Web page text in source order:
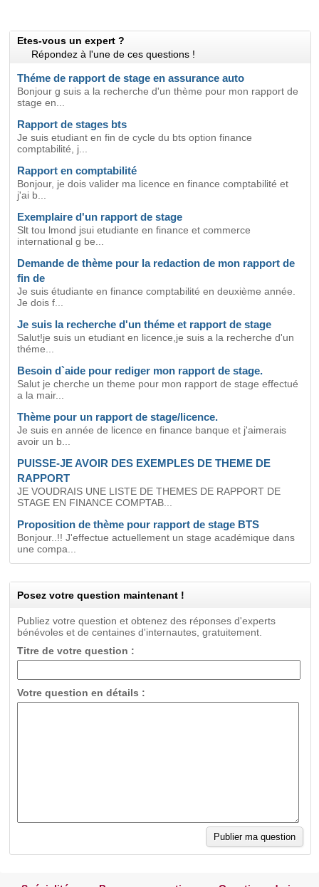
Etes-vous un expert ?
Répondez à l'une de ces questions !
Théme de rapport de stage en assurance auto
Bonjour g suis a la recherche d'un thème pour mon rapport de
stage en...
Rapport de stages bts
Je suis etudiant en fin de cycle du bts option finance
comptabilité, j...
Rapport en comptabilité
Bonjour, je dois valider ma licence en finance comptabilité et
j'ai b...
Exemplaire d'un rapport de stage
Slt tou lmond jsui etudiante en finance et commerce
international g be...
Demande de thème pour la redaction de mon rapport de
fin de
Je suis étudiante en finance comptabilité en deuxième année.
Je dois f...
Je suis la recherche d'un théme et rapport de stage
Salut!je suis un etudiant en licence,je suis a la recherche d'un
théme...
Besoin d`aide pour rediger mon rapport de stage.
Salut je cherche un theme pour mon rapport de stage effectué
a la mair...
Thème pour un rapport de stage/licence.
Je suis en année de licence en finance banque et j'aimerais
avoir un b...
PUISSE-JE AVOIR DES EXEMPLES DE THEME DE
RAPPORT
JE VOUDRAIS UNE LISTE DE THEMES DE RAPPORT DE
STAGE EN FINANCE COMPTAB...
Proposition de thème pour rapport de stage BTS
Bonjour..!! J'effectue actuellement un stage académique dans
une compa...
Posez votre question maintenant !
Publiez votre question et obtenez des réponses d'experts
bénévoles et de centaines d'internautes, gratuitement.
Titre de votre question :
Votre question en détails :